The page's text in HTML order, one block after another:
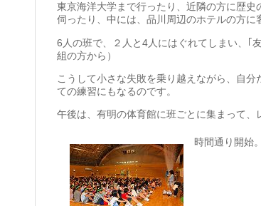
東京海洋大学まで行ったり、近隣の方に歴
伺ったり、中には、品川周辺のホテルの方に
6人の班で、２人と4人にはぐれてしまい、｢
組の方から）
こうして小さな失敗を乗り越えながら、自
ての練習にもなるのです。
午後は、有明の体育館に班ごとに集まって、
時間通り開始